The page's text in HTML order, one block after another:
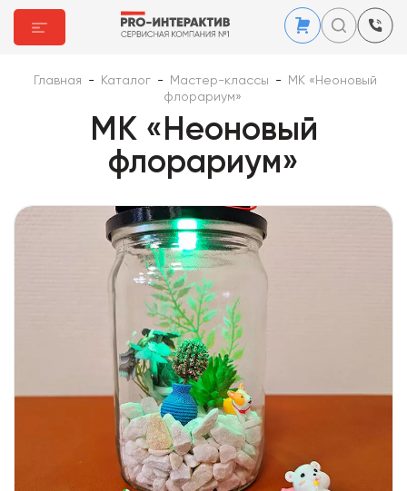
Главная - Каталог - Мастер-классы -
МК «Неоновый
флорариум»
МК «Неоновый
флорариум»